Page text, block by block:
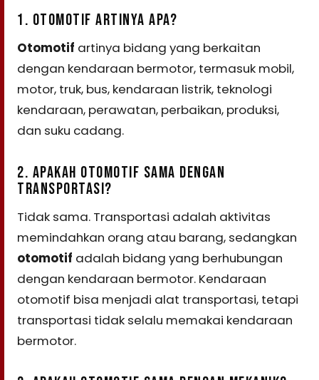
1. OTOMOTIF ARTINYA APA?
Otomotif artinya bidang yang berkaitan
dengan kendaraan bermotor, termasuk mobil,
motor, truk, bus, kendaraan listrik, teknologi
kendaraan, perawatan, perbaikan, produksi,
dan suku cadang.
2. APAKAH OTOMOTIF SAMA DENGAN
TRANSPORTASI?
Tidak sama. Transportasi adalah aktivitas
memindahkan orang atau barang, sedangkan
otomotif adalah bidang yang berhubungan
dengan kendaraan bermotor. Kendaraan
otomotif bisa menjadi alat transportasi, tetapi
transportasi tidak selalu memakai kendaraan
bermotor.